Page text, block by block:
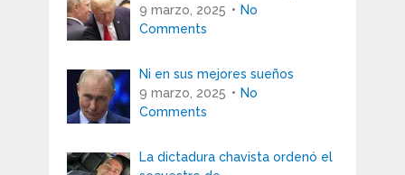
9 marzo, 2025
No
Comments
Ni en sus mejores sueños
9 marzo, 2025
No
Comments
La dictadura chavista ordenó el